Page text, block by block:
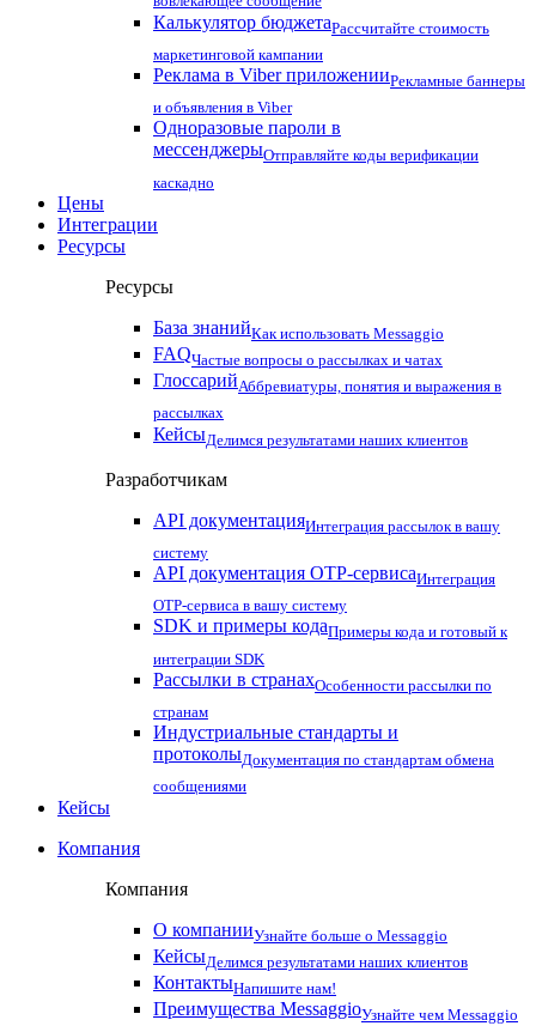
Калькулятор бюджетаРассчитайте стоимость
маркетинговой кампании
Реклама в Viber приложенииРекламные баннеры
и объявления в Viber
Одноразовые пароли в
мессенджерыОтправляйте коды верификации
каскадно
Цены
Интеграции
Ресурсы
Ресурсы
База знанийКак использовать Messaggio
FAQЧастые вопросы о рассылках и чатах
ГлоссарийАббревиатуры, понятия и выражения в
рассылках
КейсыДелимся результатами наших клиентов
Разработчикам
API документацияИнтеграция рассылок в вашу
систему
API документация OTP-сервисаИнтеграция
OTP-сервиса в вашу систему
SDK и примеры кодаПримеры кода и готовый к
интеграции SDK
Рассылки в странахОсобенности рассылки по
странам
Индустриальные стандарты и
протоколыДокументация по стандартам обмена
сообщениями
Кейсы
Компания
Компания
О компанииУзнайте больше о Messaggio
КейсыДелимся результатами наших клиентов
КонтактыНапишите нам!
Преимущества MessaggioУзнайте чем Messaggio